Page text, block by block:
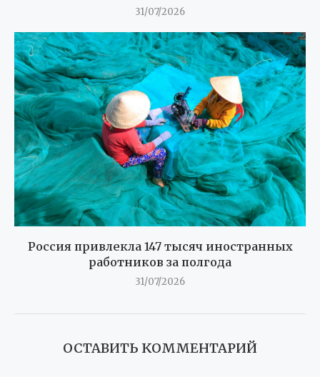
31/07/2026
Россия привлекла 147 тысяч иностранных
работников за полгода
31/07/2026
ОСТАВИТЬ КОММЕНТАРИЙ